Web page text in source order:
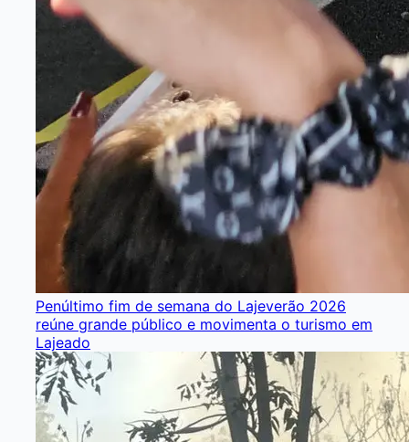
Penúltimo fim de semana do Lajeverão 2026
reúne grande público e movimenta o turismo em
Lajeado